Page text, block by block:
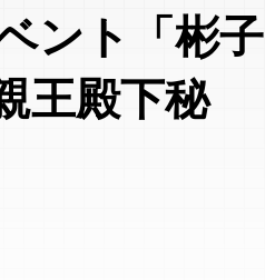
ント「彬子
王殿下秘